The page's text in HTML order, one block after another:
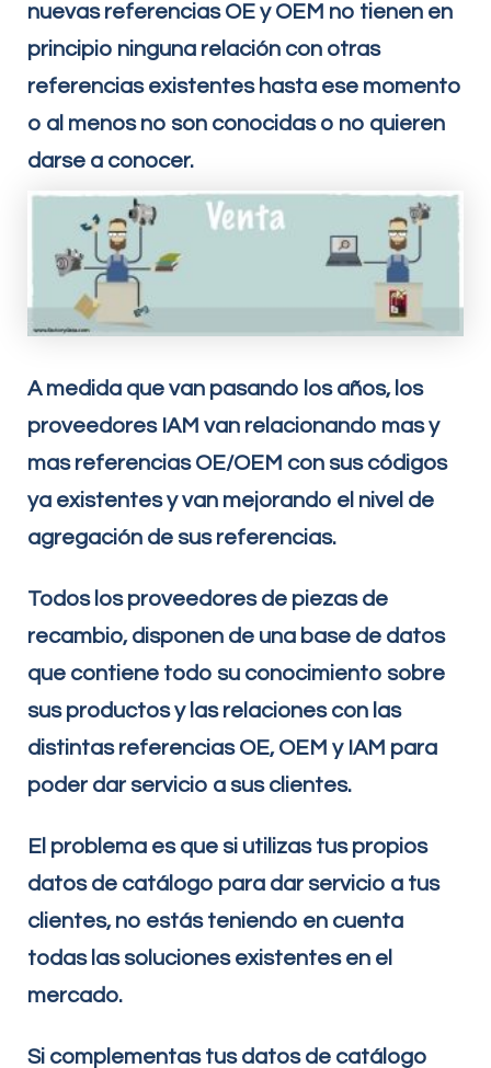
nuevas referencias OE y OEM no tienen en
principio ninguna relación con otras
referencias existentes hasta ese momento
o al menos no son conocidas o no quieren
darse a conocer.
A medida que van pasando los años, los
proveedores IAM van relacionando mas y
mas referencias OE/OEM con sus códigos
ya existentes y van mejorando el nivel de
agregación de sus referencias.
Todos los proveedores de piezas de
recambio, disponen de una base de datos
que contiene todo su conocimiento sobre
sus productos y las relaciones con las
distintas referencias OE, OEM y IAM para
poder dar servicio a sus clientes.
El problema es que si utilizas tus propios
datos de catálogo para dar servicio a tus
clientes, no estás teniendo en cuenta
todas las soluciones existentes en el
mercado.
Si complementas tus datos de catálogo